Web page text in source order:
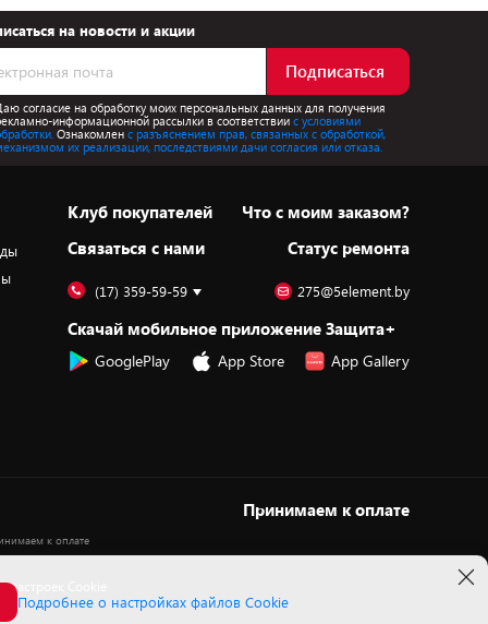
на новости и акции
Подписаться
согласие на обработку моих персональных данных для получения
информационной рассылки в соответствиис условиями
Ознакомлен с разъяснением прав, связанных с обработкой,
их реализации, последствиями дачи согласия или отказа.
Клуб покупателей
Cвязаться с нами
Что с моим заказом?
Статус ремонта
(17) 359-59-59 275@5element.by
Скачай мобильное приложение Защита+
GooglePlay App Store App Gallery
Принимаем к оплате
Cookie
Подробнее о настройках файлов Cookie